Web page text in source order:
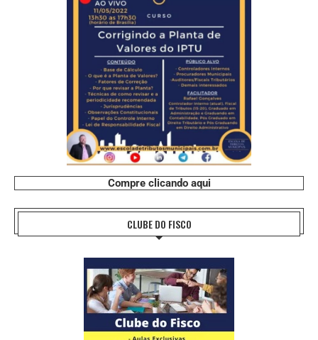
Compre clicando aqui
CLUBE DO FISCO